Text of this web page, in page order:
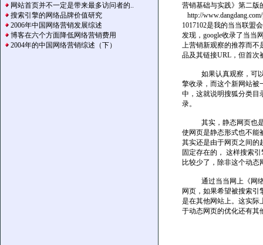
网站首页并不一定是带来最多访问者的..
搜索引擎的网络品牌价值研究
2006年中国网络营销发展综述
博客在六个方面降低网络营销费用
2004年的中国网络营销综述（下）
营销基础与实践》第二版
http://
1017102是我的当当联盟
发现，google收录了当当
上营销新观察的推荐而不
品及其链接URL，但首次
如果认真观察，可以发
擎收录，而这个新网站被
中，这就说明搜狐分类目
录。
其实，静态网页也是同
使网页是静态形式也不能
其实还是由于网页之间的
固定存在的， 这样搜索
比较少了，除非这个动
通过当当网上《网络营
网页，如果希望被搜索
是在其他网站上。这实际
于动态网页的优化还有其